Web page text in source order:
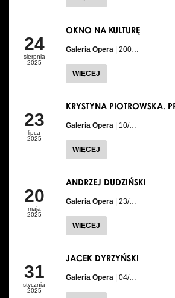
24
sierpnia
2025
OKNO NA KULTURĘ
Galeria Opera | 200…
WIĘCEJ
23
lipca
2025
KRYSTYNA PIOTROWSKA.
Galeria Opera | 10/…
WIĘCEJ
20
maja
2025
ANDRZEJ DUDZIŃSKI
Galeria Opera | 23/…
WIĘCEJ
31
stycznia
2025
JACEK DYRZYŃSKI
Galeria Opera | 04/…